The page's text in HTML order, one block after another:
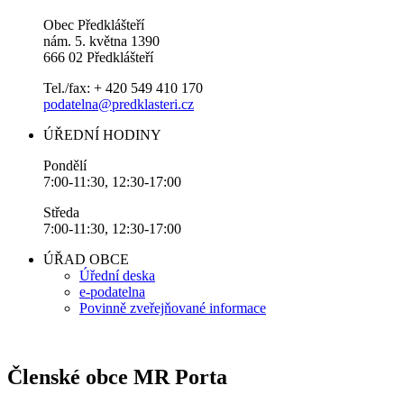
Obec Předklášteří
nám. 5. května 1390
666 02 Předklášteří
Tel./fax: + 420 549 410 170
podatelna@predklasteri.cz
ÚŘEDNÍ HODINY
Pondělí
7:00-11:30, 12:30-17:00
Středa
7:00-11:30, 12:30-17:00
ÚŘAD OBCE
Úřední deska
e-podatelna
Povinně zveřejňované informace
Členské obce MR Porta